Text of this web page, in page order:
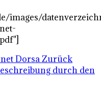
images/
DorsaZurück
durch den